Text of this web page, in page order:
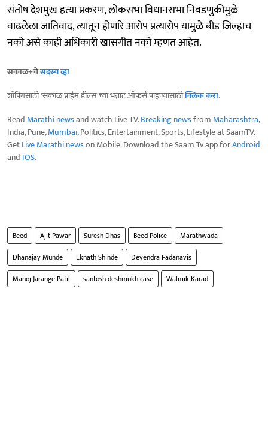
संतोष देशमुख हत्या प्रकरण, लोकसभा विधानसभा निवडणुकीमुळे
वाढलेला जातिवाद, त्यातून होणारे आरोप प्रत्यारोप यामुळे बीड जिल्हाच
नको असे काही अधिकारी खासगीत नको म्हणत आहेत.
सकाळ+चेसदस्य व्हा
शॉपिंगसाठी 'सकाळ प्राईम डील्स'च्या भन्नाट ऑफर्स पाहण्यासाठीक्लिक करा.
Read Marathi newsand watch Live TV.Breaking newsfrom Maharashtra,
India, Pune,Mumbai, Politics, Entertainment, Sports, Lifestyle at SaamTV.
GetLive Marathi newson Mobile. Download the Saam Tv app forAndroid
and IOS.
Beed Ajit Pawar Suresh Dhas Beed Police
Marathwada
Dhanajay Munde
Eknath Shinde
Devendra Fadanavis
Manoj Jarange Patil
santosh deshmukh case Walmik Karad